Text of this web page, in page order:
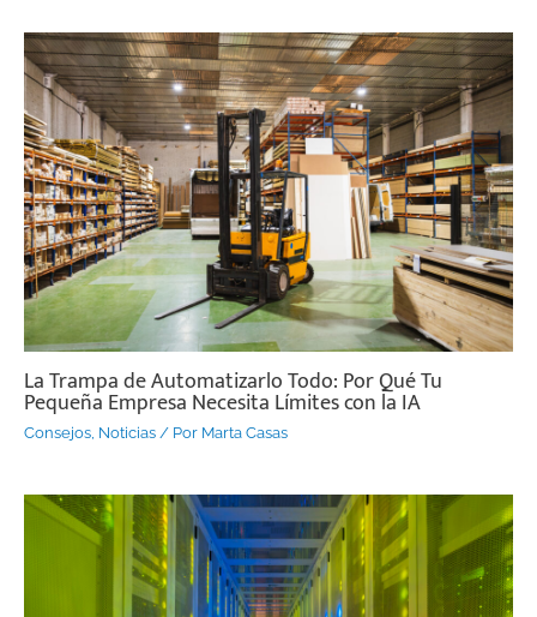
La Trampa de Automatizarlo Todo: Por Qué Tu
Pequeña Empresa Necesita Límites con la IA
Consejos, Noticias / Por Marta Casas